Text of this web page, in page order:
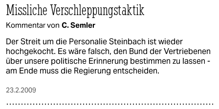
Missliche Verschleppungstaktik
Kommentar von C. Semler
Der Streit um die Personalie Steinbach ist wieder
hochgekocht. Es wäre falsch, den Bund der Vertriebenen
über unsere politische Erinnerung bestimmen zu lassen -
am Ende muss die Regierung entscheiden.
23.2.2009